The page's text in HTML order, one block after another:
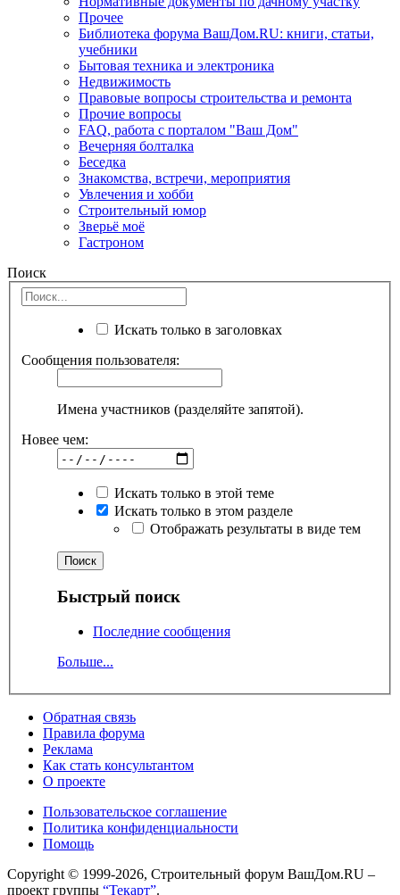
Прочее
Библиотека форума ВашДом.RU: книги, статьи,
учебники
Бытовая техника и электроника
Недвижимость
Правовые вопросы строительства и ремонта
Прочие вопросы
FAQ, работа с порталом "Ваш Дом"
Вечерняя болталка
Беседка
Знакомства, встречи, мероприятия
Увлечения и хобби
Строительный юмор
Зверьё моё
Гастроном
Поиск
Искать только в заголовках
Сообщения пользователя:
Имена участников (разделяйте запятой).
Новее чем:
Искать только в этой теме
Искать только в этом разделе
Отображать результаты в виде тем
Быстрый поиск
Последние сообщения
Больше...
Обратная связь
Правила форума
Реклама
Как стать консультантом
О проекте
Пользовательское соглашение
Политика конфиденциальности
Помощь
Copyright © 1999-2026, Строительный форум ВашДом.RU –
проект группы “Текарт”.